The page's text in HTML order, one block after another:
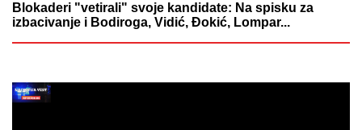
Blokaderi "vetirali" svoje kandidate: Na spisku za
izbacivanje i Bodiroga, Vidić, Đokić, Lompar...